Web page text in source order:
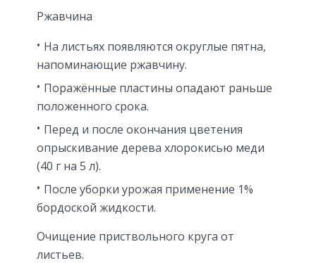
Ржавчина
На листьях появляются округлые пятна,
напоминающие ржавчину.
Поражённые пластины опадают раньше
положенного срока.
Перед и после окончания цветения
опрыскивание дерева хлорокисью меди
(40 г на 5 л).
После уборки урожая применение 1%
бордоской жидкости.
Очищение приствольного круга от
листьев.